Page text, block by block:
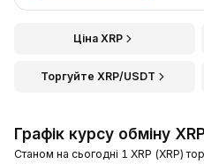
Ціна XRP
Торгуйте XRP/USDT
Графік курсу обміну
Станом на сьогодні 1 XRP (XRP)